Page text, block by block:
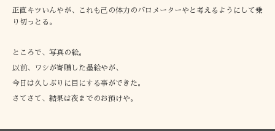
正直キツいんやが、これも己の体力のバロメーターやと考えるようにして乗
り切っとる。
ところで、写真の絵。
以前、ワシが寄贈した墨絵やが、
今日は久しぶりに目にする事ができた。
さてさて、結果は夜までのお預けや。